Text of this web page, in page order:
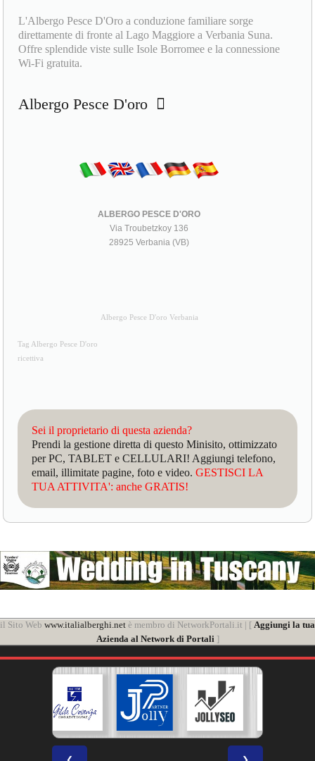
L'Albergo Pesce D'Oro a conduzione familiare sorge
direttamente di fronte al Lago Maggiore a Verbania Suna.
Offre splendide viste sulle Isole Borromee e la connessione
Wi-Fi gratuita.
Albergo Pesce D'oro
ALBERGO PESCE D'ORO
Via Troubetzkoy 136
28925 Verbania (VB)
Albergo Pesce D'oro Verbania
Tag Albergo Pesce D'oro
ricettiva
Sei il proprietario di questa azienda?
Prendi la gestione diretta di questo Minisito, ottimizzato
per PC, TABLET e CELLULARI! Aggiungi telefono,
email, illimitate pagine, foto e video.GESTISCI LA
TUA ATTIVITA': anche GRATIS!
il Sito Web www.italialberghi.net è membro di NetworkPortali.it | [ Aggiungi la tua
Azienda al Network di Portali]